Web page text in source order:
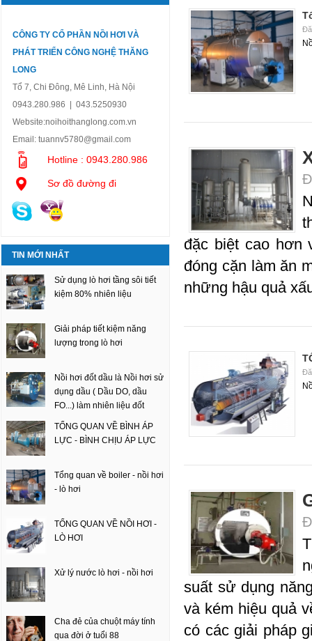
CÔNG TY CỔ PHẦN NỒI HƠI VÀ
PHÁT TRIỂN CÔNG NGHỆ THĂNG
LONG
Tổ 7, Chi Đông, Mê Linh, Hà Nội
0943.280.986 | 043.5250930
Website:noihoithanglong.com.vn
Email: tuannv5780@gmail.com
Hotline : 0943.280.986
Sơ đồ đường đi
TIN MỚI NHẤT
Sử dụng lò hơi tầng sôi tiết
kiệm 80% nhiên liệu
Giải pháp tiết kiệm năng
lượng trong lò hơi
Nồi hơi đốt dầu là Nồi hơi sử
dụng dầu ( Dầu DO, dầu
FO...) làm nhiên liệu đốt
TỔNG QUAN VỀ BÌNH ÁP
LỰC - BÌNH CHỊU ÁP LỰC
Tổng quan về boiler - nồi hơi
- lò hơi
TỔNG QUAN VỀ NỒI HƠI -
LÒ HƠI
Xử lý nước lò hơi - nồi hơi
Cha đẻ của chuột máy tính
qua đời ở tuổi 88
đặc biệt cao hơn
đóng cặn làm ăn
những hậu quả
suất sử dụng
và kém hiệu quả
có các giải pháp